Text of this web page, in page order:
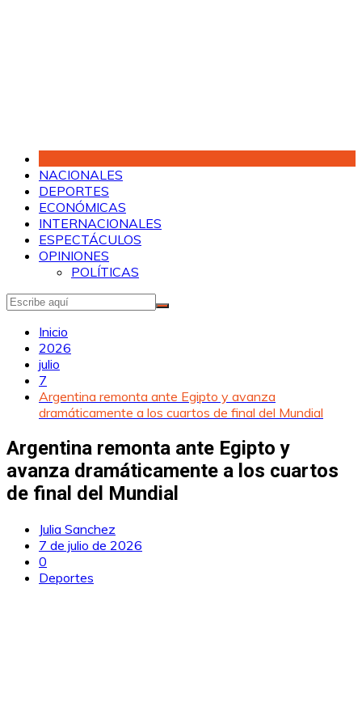
NACIONALES
DEPORTES
ECONÓMICAS
INTERNACIONALES
ESPECTÁCULOS
OPINIONES
POLÍTICAS
Inicio
2026
julio
7
Argentina remonta ante Egipto y avanza
dramáticamente a los cuartos de final del Mundial
Argentina remonta ante Egipto y
avanza dramáticamente a los cuartos
de final del Mundial
Julia Sanchez
7 de julio de 2026
0
Deportes